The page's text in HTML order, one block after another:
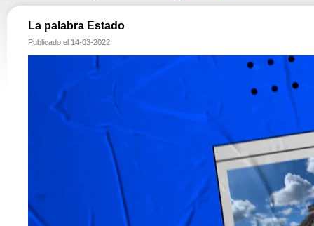
La palabra Estado
Publicado el 14-03-2022